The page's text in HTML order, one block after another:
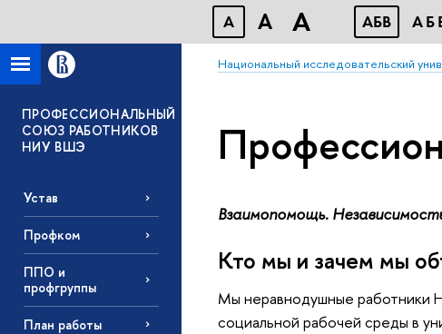
A A A АБВ
Национальный исследовательский
ПРОФЕССИОНАЛЬНЫЙ
СОЮЗ РАБОТНИКОВ
НИУ ВШЭ
Устав
Профком
ППО и
профгруппы
План работы
Взаимопомощь.
Кто мы и зачем мы
Мы неравнодушные работники
социальной рабочей среды в